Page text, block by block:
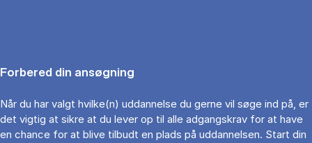
Forbered din ansøgning
Når du har valgt hvilke(n) uddannelse du gerne vil søge ind på, er
det vigtig at sikre at du lever op til alle adgangskrav for at have
en chance for at blive tilbudt en plads på uddannelsen. Start din